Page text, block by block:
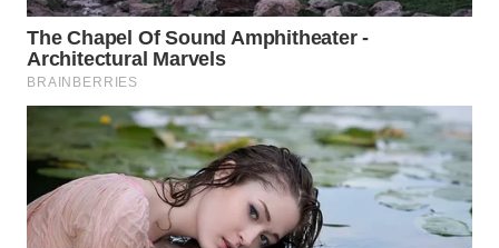
WAHANA
DESA
WISATA
LAPAK
WAHANA
Wahana
Network